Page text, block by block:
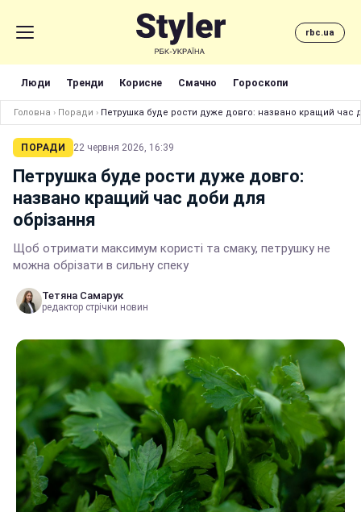
rbc.ua
Люди Тренди Корисне Смачно Гороскопи
Головна › Поради › Петрушка буде рости дуже довго: названо кращий час
ПОРАДИ 22 червня 2026, 16:39
Петрушка буде рости дуже довго:
названо кращий час доби для
обрізання
Щоб отримати максимум користі та смаку, петрушку не
можна обрізати в сильну спеку
Тетяна Самарук
редактор стрічки новин